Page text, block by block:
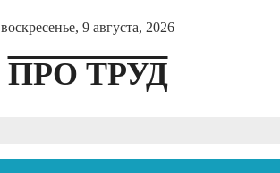
воскресенье, 9 августа, 2026
ПРО ТРУД